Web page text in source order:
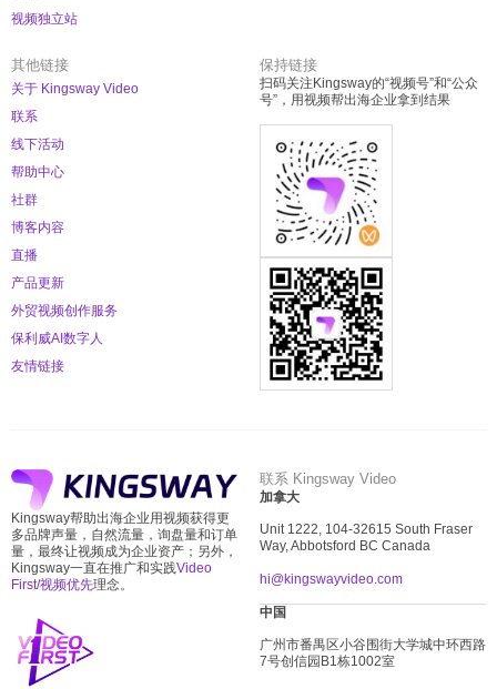
视频独立站
其他链接
关于 Kingsway Video
联系
线下活动
帮助中心
社群
博客内容
直播
产品更新
外贸视频创作服务
保利威AI数字人
友情链接
保持链接
扫码关注Kingsway的“视频号”和“公众
号”，用视频帮出海企业拿到结果
Kingsway帮助出海企业用视频获得更
多品牌声量，自然流量，询盘量和订单
量，最终让视频成为企业资产；另外，
Kingsway一直在推广和实践Video
First/视频优先理念。
联系 Kingsway Video
加拿大
Unit 1222, 104-32615 South Fraser
Way, Abbotsford BC Canada
hi@kingswayvideo.com
中国
广州市番禺区小谷围街大学城中环西路
7号创信园 B1栋1002室